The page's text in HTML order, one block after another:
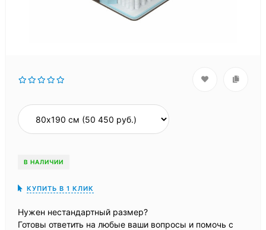
В НАЛИЧИИ
КУПИТЬ В 1 КЛИК
Нужен нестандартный размер?
Готовы ответить на любые ваши вопросы и помочь с